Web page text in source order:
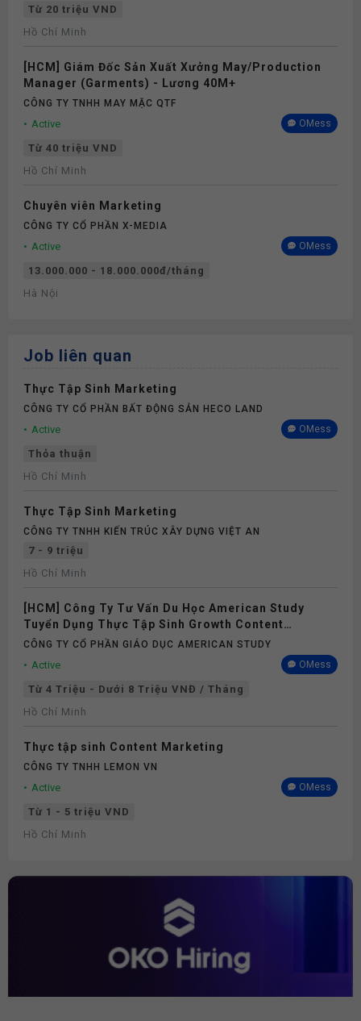
Từ 20 triệu VND
Hồ Chí Minh
[HCM] Giám Đốc Sản Xuất Xưởng May/Production
Manager (Garments) - Lương 40M+
CÔNG TY TNHH MAY MẶC QTF
Active OMess
Từ 40 triệu VND
Hồ Chí Minh
Chuyên viên Marketing
CÔNG TY CỔ PHẦN X-MEDIA
Active OMess
13.000.000 - 18.000.000đ/tháng
Hà Nội
Job liên quan
Thực Tập Sinh Marketing
CÔNG TY CỔ PHẦN BẤT ĐỘNG SẢN HECO LAND
Active OMess
Thỏa thuận
Hồ Chí Minh
Thực Tập Sinh Marketing
CÔNG TY TNHH KIẾN TRÚC XÂY DỰNG VIỆT AN
7 - 9 triệu
Hồ Chí Minh
[HCM] Công Ty Tư Vấn Du Học American Study
Tuyển Dụng Thực Tập Sinh Growth Content
Marketing Part-time/Full-time 2026
CÔNG TY CỔ PHẦN GIÁO DỤC AMERICAN STUDY
Active OMess
Từ 4 Triệu - Dưới 8 Triệu VNĐ / Tháng
Hồ Chí Minh
Thực tập sinh Content Marketing
CÔNG TY TNHH LEMON VN
Active OMess
Từ 1 - 5 triệu VND
Hồ Chí Minh